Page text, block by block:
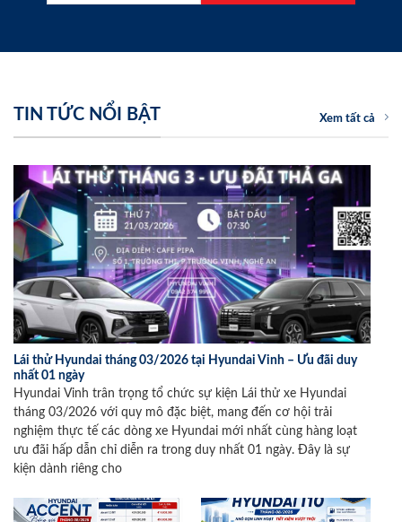
TIN TỨC NỔI BẬT Xem tất cả
Lái thử Hyundai tháng 03/2026 tại Hyundai Vinh – Ưu đãi duy
nhất 01 ngày
Hyundai Vinh trân trọng tổ chức sự kiện Lái thử xe Hyundai
tháng 03/2026 với quy mô đặc biệt, mang đến cơ hội trải
nghiệm thực tế các dòng xe Hyundai mới nhất cùng hàng loạt
ưu đãi hấp dẫn chỉ diễn ra trong duy nhất 01 ngày. Đây là sự
kiện dành riêng cho